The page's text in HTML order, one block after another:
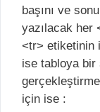
başını ve
yazılacak her
<tr> etiketinin
ise tabloya bir
için ise :